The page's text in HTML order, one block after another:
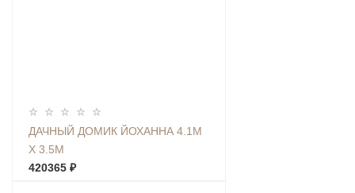
ДАЧНЫЙ ДОМИК ЙОХАННА 4.1М
Х 3.5М
420365 ₽